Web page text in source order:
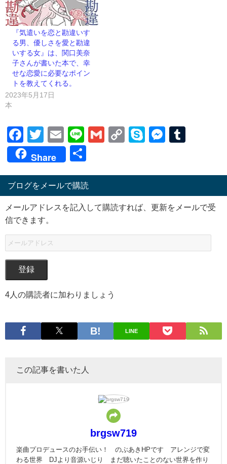
『気遣いを恋と勘違いす
る男、優しさを愛と勘違
いする女』は、関口美奈
子さんが書いた本で、幸
せな恋愛に必要なポイン
トを教えてくれる。
2023年5月17日
本
Facebook
Twitter
EmailLineGmailCopySkype
Share
ブログをメールで購読
メールアドレスを記入して購読すれば、更新をメールで受
信できます。
登録
4人の購読者に加わりましょう
LINE
この記事を書いた人
brgsw719
楽曲プロデュースのお手伝い！ のぶあきHPです アレンジで変
わる世界 DJより音源いじり まだ聴いたことのない世界を作り